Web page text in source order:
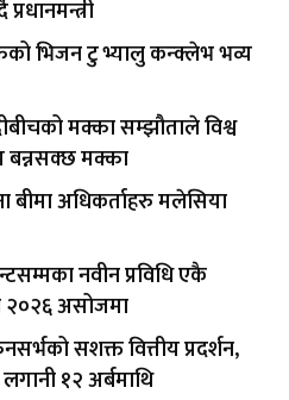
भिजन टु भ्यालु कन्क्लेभ भव्य
मक्का सम्झौताले विश्व
बन्नसक्छ मक्का
अधिकर्ताहरु मलेसिया
नवीन प्रविधि एकै
२०२६ असोजमा
सशक्त वित्तीय प्रदर्शन,
१२ अर्बमाथि